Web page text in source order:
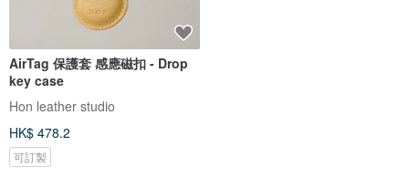
AirTag 保護套 感應磁扣 - Drop
key case
Hon leather studio
HK$ 478.2
可訂製